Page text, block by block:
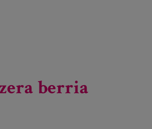
Nazioarteko Eguna ospatzeko
berria